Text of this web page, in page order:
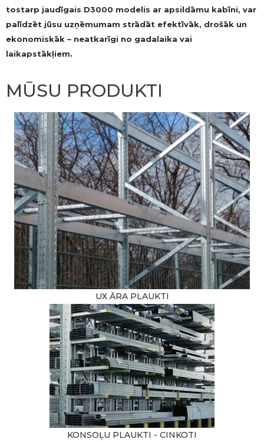
tostarp jaudīgais D3000 modelis ar apsildāmu kabīni, var
palīdzēt jūsu uzņēmumam strādāt efektīvāk, drošāk un
ekonomiskāk – neatkarīgi no gadalaika vai
laikapstākļiem.
MŪSU PRODUKTI
UX ĀRA PLAUKTI
KONSOĻU PLAUKTI - CINKOTI